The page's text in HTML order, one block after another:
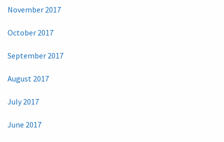
November 2017
October 2017
September 2017
August 2017
July 2017
June 2017